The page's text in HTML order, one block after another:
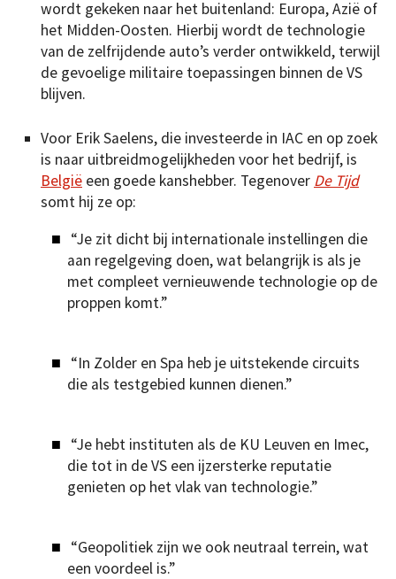
wordt gekeken naar het buitenland: Europa, Azië of
het Midden-Oosten. Hierbij wordt de technologie
van de zelfrijdende auto’s verder ontwikkeld, terwijl
de gevoelige militaire toepassingen binnen de VS
blijven.
Voor Erik Saelens, die investeerde in IAC en op zoek
is naar uitbreidmogelijkheden voor het bedrijf, is
België een goede kanshebber. Tegenover De Tijd
somt hij ze op:
“Je zit dicht bij internationale instellingen die
aan regelgeving doen, wat belangrijk is als je
met compleet vernieuwende technologie op de
proppen komt.”
“In Zolder en Spa heb je uitstekende circuits
die als testgebied kunnen dienen.”
“Je hebt instituten als de KU Leuven en Imec,
die tot in de VS een ijzersterke reputatie
genieten op het vlak van technologie.”
“Geopolitiek zijn we ook neutraal terrein, wat
een voordeel is.”